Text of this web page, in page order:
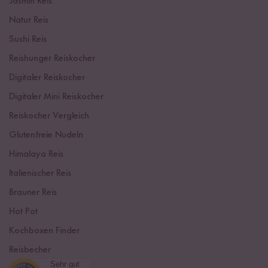
Natur Reis
Sushi Reis
Reishunger Reiskocher
Digitaler Reiskocher
Digitaler Mini Reiskocher
Reiskocher Vergleich
Glutenfreie Nudeln
Himalaya Reis
Italienischer Reis
Brauner Reis
Hot Pot
Kochboxen Finder
Reisbecher
Sehr gut